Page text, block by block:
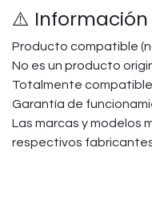
⚠️
Producto compatible
No es un producto
Totalmente
Garantía de
Las marcas y modelos
respectivos